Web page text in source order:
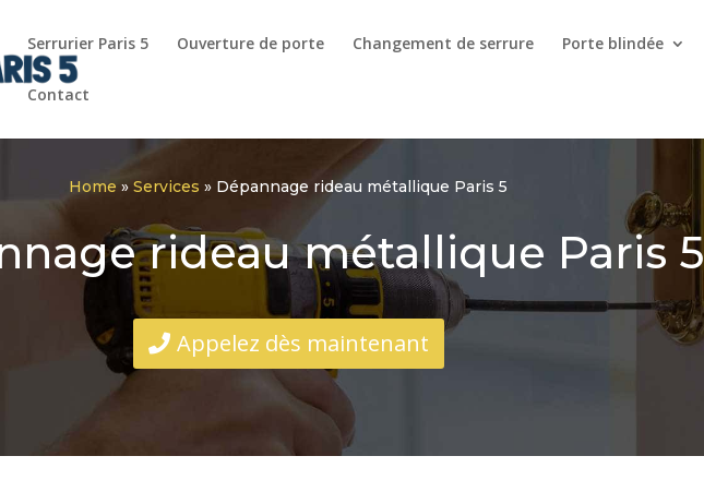
Serrurier Paris 5 Ouverture de porte Changement de serrure Porte blindée
Contact
Home» Services » Dépannage rideau métallique Paris 5
rideau métallique Paris 5
Appelez dès maintenant